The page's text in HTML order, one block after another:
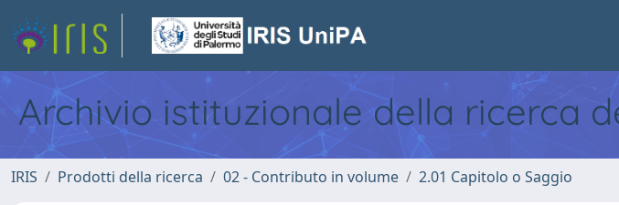
Archivio istituzionale della ricerca
IRIS Prodotti della ricerca 02 - Contributo in volume 2.01 Capitolo o Saggio